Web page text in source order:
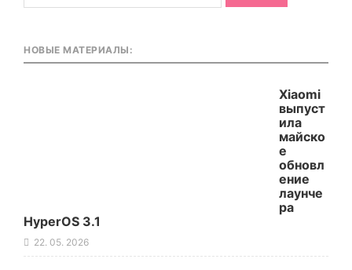
НОВЫЕ МАТЕРИАЛЫ:
Xiaomi
выпуст
ила
майско
е
обновл
ение
лаунче
ра
HyperOS 3.1
22. 05. 2026